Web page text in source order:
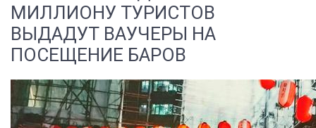
МИЛЛИОНУ ТУРИСТОВ
ВЫДАДУТ ВАУЧЕРЫ НА
ПОСЕЩЕНИЕ БАРОВ